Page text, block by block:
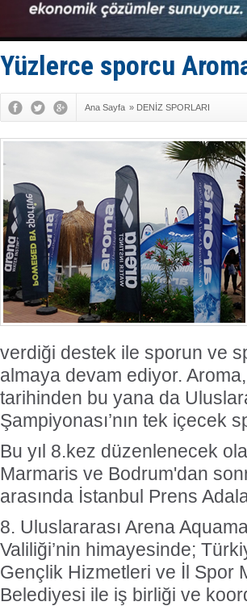
Yüzlerce sporcu
Ana Sayfa » DENİZ SPORLARI
verdiği destek ile sporun ve
almaya devam ediyor.
tarihinden bu yana da
Şampiyonası’nın tek içecek
Bu yıl 8.kez düzenlenecek
Marmaris ve Bodrum'dan
arasında İstanbul Prens
8. Uluslararası Arena
Valiliği’nin himayesinde;
Gençlik Hizmetleri ve İl Spor
Belediyesi ile iş birliği ve